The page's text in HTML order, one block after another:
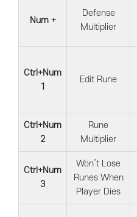
Num +
Defense
Multiplier
Ctrl+Num
1
Edit Rune
Ctrl+Num
2
Rune
Multiplier
Ctrl+Num
3
Won’t Lose
Runes When
Player Dies